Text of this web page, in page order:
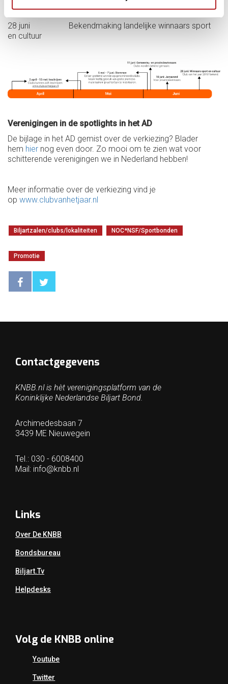
18 juni: Juryavond provinciewinnaars
28 juni Bekendmaking landelijke winnaars sport
en cultuur
Verenigingen in de spotlights in het AD
De bijlage in het AD gemist over de verkiezing? Blader
hem hier nog even door. Zo mooi om te zien wat voor
schitterende verenigingen we in Nederland hebben!
Meer informatie over de verkiezing vind je
op www.clubvanhetjaar.nl
Biljartzalen/clubs/lokaliteiten NOC*NSF/Sportbonden
Promotie
Contactgegevens
KNBB.nl is hèt verenigingsplatform van de
Koninklijke Nederlandse Biljart Bond.
Archimedesbaan 7
3439 ME Nieuwegein
Tel.: 030 - 6008400
Mail: info@knbb.nl
Links
Over De KNBB
Bondsbureau
Biljart.tv
Helpdesks
Volg de KNBB online
Youtube
Twitter